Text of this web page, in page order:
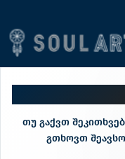
თუ გაქვთ
გთხოვთ